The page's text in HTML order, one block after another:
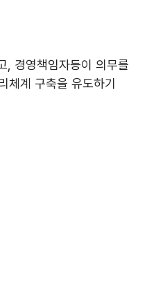
, 경영책임자등이 의무를
계 구축을 유도하기